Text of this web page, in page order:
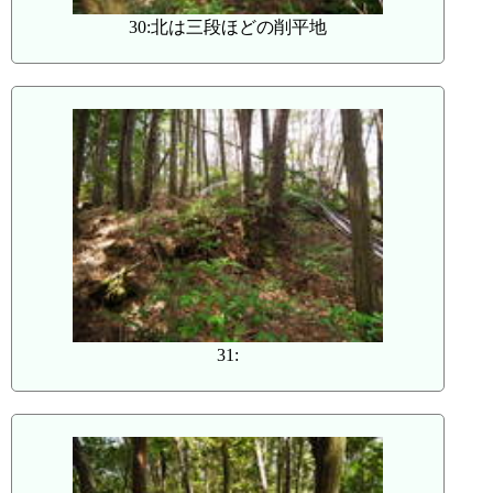
30:北は三段ほどの削平地
31: